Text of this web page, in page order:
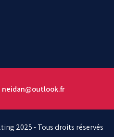
neidan@outlook.fr
2025 - Tous droits réservés